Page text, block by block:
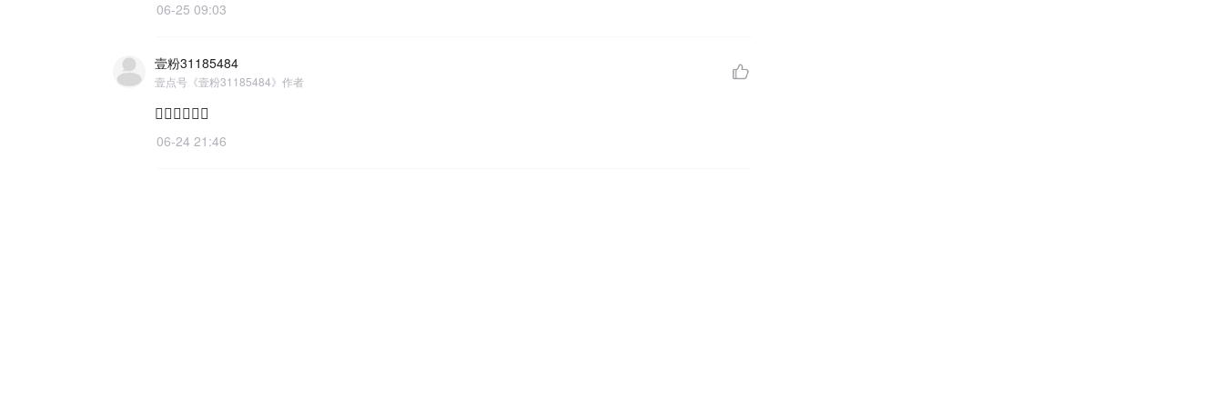
06-25 09:03
壹粉31185484
壹点号《壹粉31185484》作者
👍🏻👍🏻👍🏻
06-24 21:46